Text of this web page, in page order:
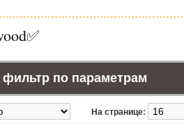
фильтр по параметрам
На странице: